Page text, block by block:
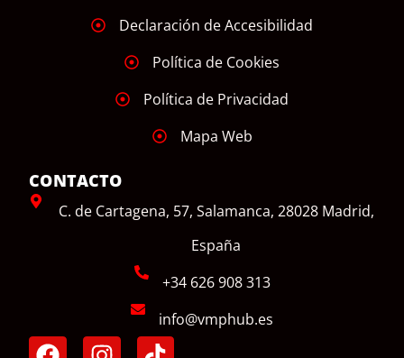
Declaración de Accesibilidad
Política de Cookies
Política de Privacidad
Mapa Web
CONTACTO
C. de Cartagena, 57, Salamanca, 28028 Madrid,
España
+34 626 908 313
info@vmphub.es